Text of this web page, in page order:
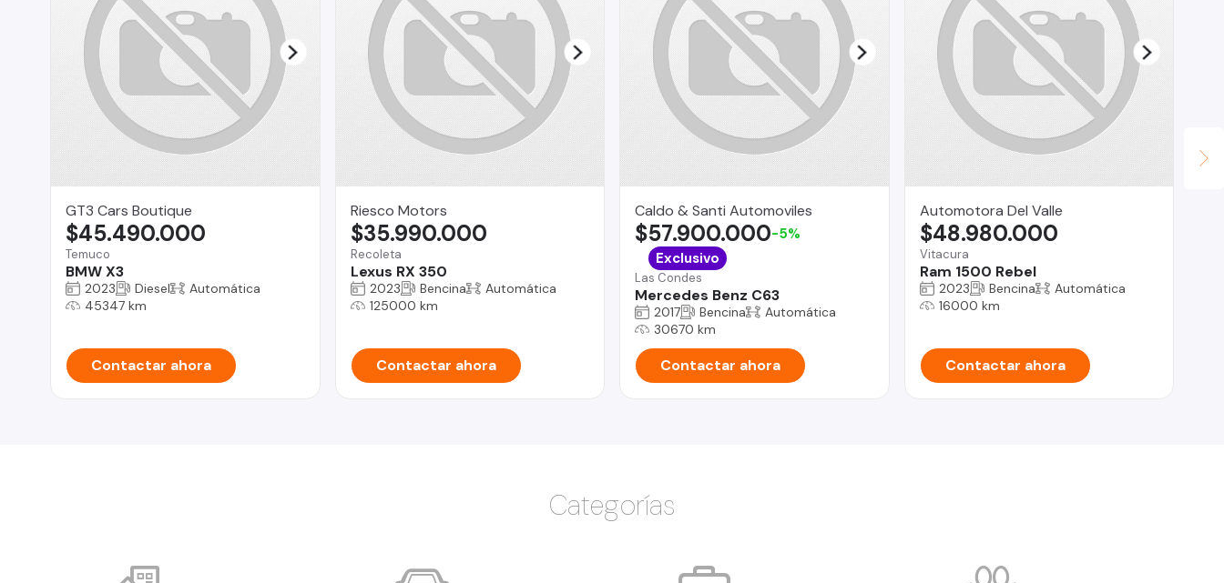
GT3 Cars Boutique
Temuco
BMW X3
$45.490.000
2023 Diesel
Automática
45347 km
Contactar ahora
Riesco Motors
Recoleta
Lexus RX 350
$35.990.000
2023 Bencina
Automática
125000 km
Contactar ahora
Caldo & Santi Automoviles
Las Condes
Mercedes Benz C63
$57.900.000-5%
Exclusivo
2017 Bencina
Automática
30670 km
Contactar ahora
Automotora Del Valle
Vitacura
Ram 1500 Rebel
$48.980.000
2023 Bencina
Automática
16000 km
Contactar ahora
Categorías